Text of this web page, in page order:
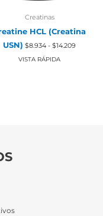
Creatinas
HCL (Creatina
USN) $8.934 - $14.209
VISTA RÁPIDA